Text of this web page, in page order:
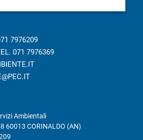
7976209
071 7976369
Ambientali
60013 CORINALDO (AN)